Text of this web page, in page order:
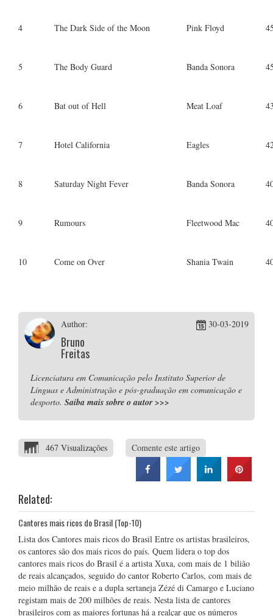
4 The Dark Side of the Moon Pink Floyd
5 The Body Guard Banda Sonora
6 Bat out of Hell Meat Loaf
7 Hotel California Eagles
8 Saturday Night Fever Banda Sonora
9 Rumours Fleetwood Mac
10 Come on Over Shania Twain
Author:
Bruno
Freitas
30-03-2019
Licenciatura em Comunicação pelo Instituto Superior de
Línguas e Administração e pós-graduação em comunicação e
desporto. Saiba mais sobre o autor>>>
467 Visualizações Comente este artigo
Related:
Cantores mais ricos do Brasil (Top-10)
Lista dos Cantores mais ricos do Brasil Entre os artistas brasileiros,
os cantores são dos mais ricos do país. Quem lidera o top dos
cantores mais ricos do Brasil é a artista Xuxa, com mais de 1 bilião
de reais alcançados, seguido do cantor Roberto Carlos, com mais de
meio milhão de reais e a dupla sertaneja Zézé di Camargo e Luciano
registam mais de 200 milhões de reais. Nesta lista de cantores
brasileiros com as maiores fortunas há a realçar que os números